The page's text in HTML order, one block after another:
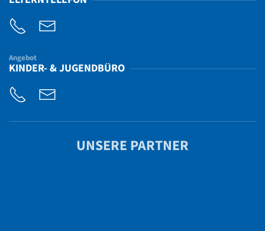
Angebot
KINDER- & JUGENDBÜRO
UNSERE PARTNER